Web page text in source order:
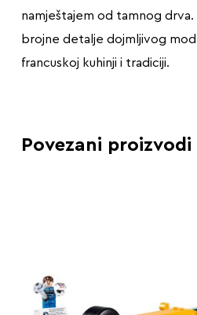
namještajem od tamnog
brojne detalje dojmljivog
francuskoj kuhinji i tradiciji.
Povezani proizvodi